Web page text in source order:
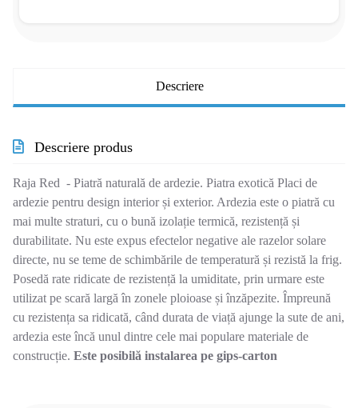
Descriere
Descriere produs
Raja Red - Piatră naturală de ardezie. Piatra exotică Placi de
ardezie pentru design interior și exterior. Ardezia este o piatră cu
mai multe straturi, cu o bună izolație termică, rezistență și
durabilitate. Nu este expus efectelor negative ale razelor solare
directe, nu se teme de schimbările de temperatură și rezistă la frig.
Posedă rate ridicate de rezistență la umiditate, prin urmare este
utilizat pe scară largă în zonele ploioase și înzăpezite. Împreună
cu rezistența sa ridicată, când durata de viață ajunge la sute de ani,
ardezia este încă unul dintre cele mai populare materiale de
construcție. Este posibilă instalarea pe gips-carton